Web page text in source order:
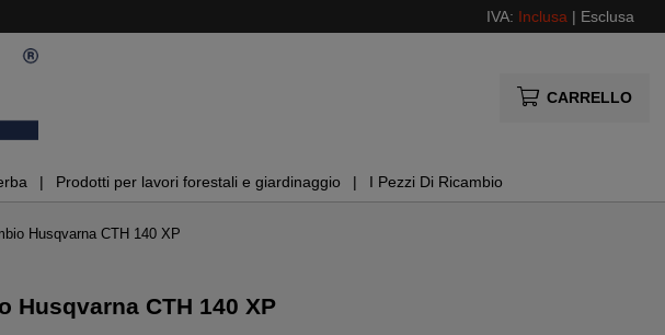
IVA: Inclusa | Esclusa
CARRELLO
Prodotti per lavori forestali e giardinaggio I Pezzi Di Ricambio
Husqvarna CTH 140 XP
Husqvarna CTH 140 XP